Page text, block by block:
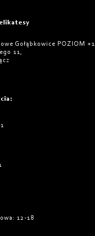
Gołąbkowice POZIOM +1
11,
:
12-18